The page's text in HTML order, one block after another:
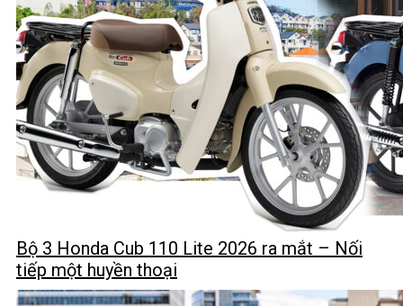
Bộ 3 Honda Cub 110 Lite 2026 ra mắt – Nối
tiếp một huyền thoại